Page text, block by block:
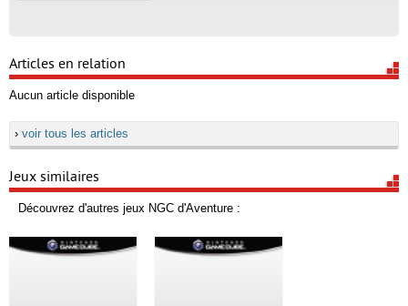
Articles en relation
Aucun article disponible
› voir tous les articles
Jeux similaires
Découvrez d'autres jeux NGC d'Aventure :